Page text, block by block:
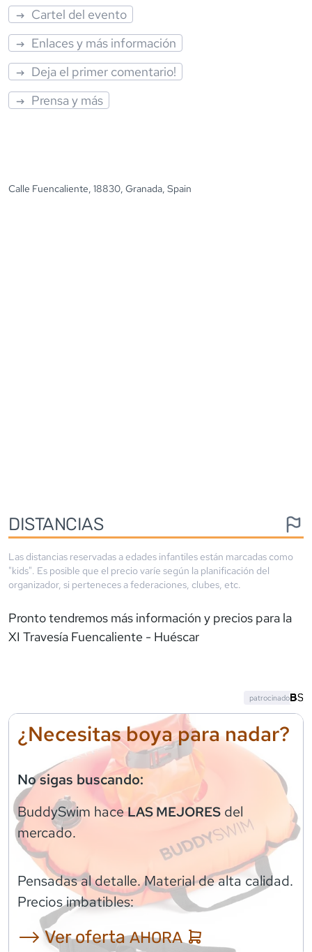
Cartel del evento
Enlaces y más información
Deja el primer comentario!
Prensa y más
Calle Fuencaliente, 18830, Granada, Spain
DISTANCIAS
Las distancias reservadas a edades infantiles están marcadas como
"kids". Es posible que el precio varíe según la planificación del
organizador, si perteneces a federaciones, clubes, etc.
Pronto tendremos más información y precios para la
XI Travesía Fuencaliente - Huéscar
¿Necesitas boya para nadar?
No sigas buscando:
BuddySwim haceLAS MEJORES del
mercado.
Pensadas al detalle. Material de alta calidad.
Precios imbatibles:
⟶ Ver ofertaAHORA
patrocinado